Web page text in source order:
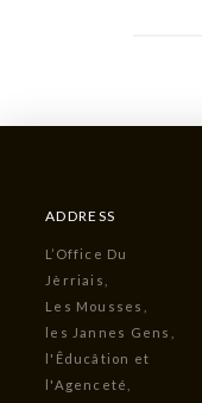
ADDRESS
L’Office Du
Jèrriais,
Les Mousses,
les Jannes Gens,
l'Êducâtion et
l'Agenceté,